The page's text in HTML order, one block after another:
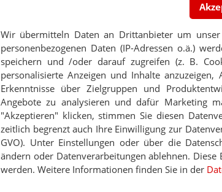
Wir übermitteln Daten an Drittanbieter um
personenbezogenen Daten (IP-Adressen o.ä.)
speichern und /oder darauf zugreifen (z. B.
personalisierte Anzeigen und Inhalte
Erkenntnisse über Zielgruppen und
Angebote zu analysieren und dafür Marketing
"Akzeptieren" klicken, stimmen Sie diesen
zeitlich begrenzt auch Ihre Einwilligung zur
GVO). Unter Einstellungen oder über die
ändern oder Datenverarbeitungen ablehnen.
werden. Weitere Informationen finden Sie in der
Apothekeneinbruch: Dieb bleibt im Schornstein
GRÜNDERSZENE-AWARD
Preis für die Einbrecher-Jäger
APOTHEKENTRESOR GEKLAUT
„Man muss es den Jungs so schwer wie möglich
APOTHEKENEINBRUCH
Dieb stiehlt dutzende Packungen Voltaren
HAMBURG